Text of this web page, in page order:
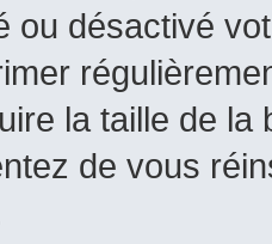
ou désactivé
la taille de
de vous